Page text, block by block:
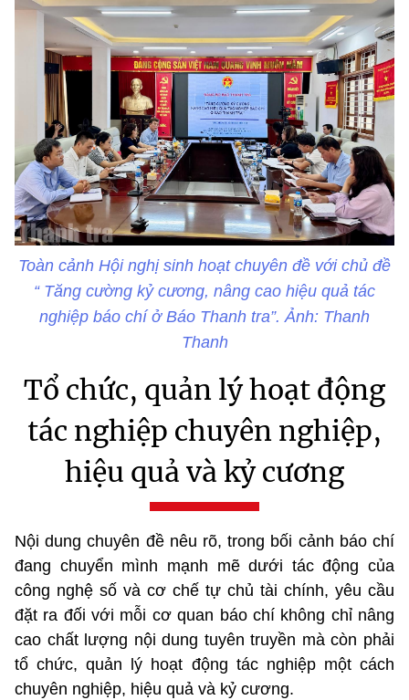
Toàn cảnh Hội nghị sinh hoạt chuyên đề với chủ đề
“ Tăng cường kỷ cương, nâng cao hiệu quả tác
nghiệp báo chí ở Báo Thanh tra”. Ảnh: Thanh
Thanh
Tổ chức, quản lý hoạt động
tác nghiệp chuyên nghiệp,
hiệu quả và kỷ cương
Nội dung chuyên đề nêu rõ, trong bối cảnh báo chí
đang chuyển mình mạnh mẽ dưới tác động của
công nghệ số và cơ chế tự chủ tài chính, yêu cầu
đặt ra đối với mỗi cơ quan báo chí không chỉ nâng
cao chất lượng nội dung tuyên truyền mà còn phải
tổ chức, quản lý hoạt động tác nghiệp một cách
chuyên nghiệp, hiệu quả và kỷ cương.